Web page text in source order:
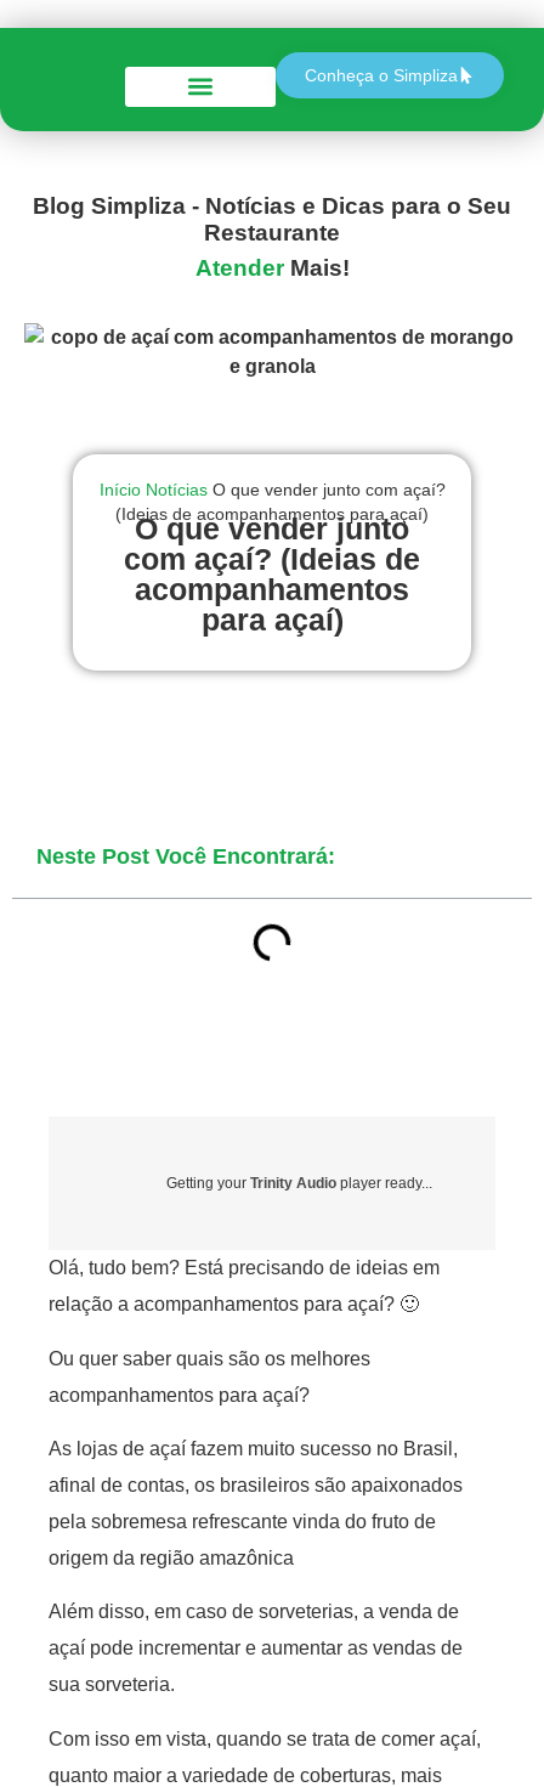
Conheça o Simpliza
Blog Simpliza - Notícias e Dicas para o Seu
Restaurante
Atender Mais!
Início Notícias O que vender junto com açaí?
(Ideias de acompanhamentos para açaí)
O que vender junto
com açaí? (Ideias de
acompanhamentos
para açaí)
Neste Post Você Encontrará:
Getting your Trinity Audio player ready...
Olá, tudo bem? Está precisando de ideias em
relação a acompanhamentos para açaí? 🙂
Ou quer saber quais são os melhores
acompanhamentos para açaí?
As lojas de açaí fazem muito sucesso no Brasil,
afinal de contas, os brasileiros são apaixonados
pela sobremesa refrescante vinda do fruto de
origem da região amazônica
Além disso, em caso de sorveterias, a venda de
açaí pode incrementar e aumentar as vendas de
sua sorveteria.
Com isso em vista, quando se trata de comer açaí,
quanto maior a variedade de coberturas, mais